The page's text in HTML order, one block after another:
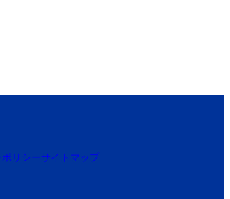
リシーサイトマップ